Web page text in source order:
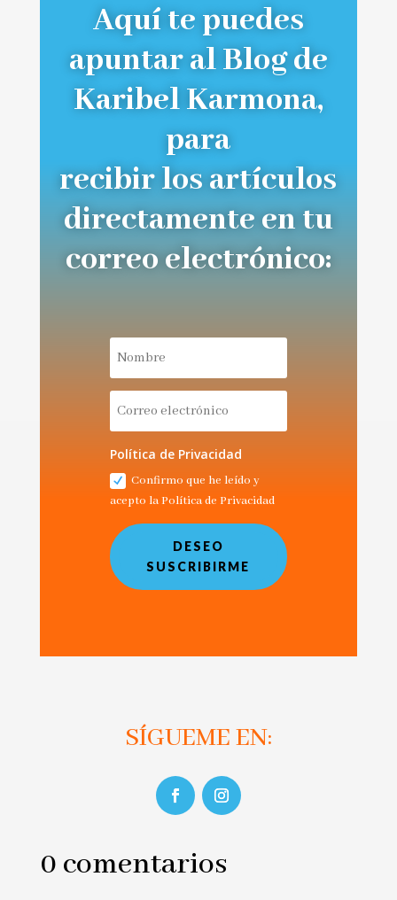
Aquí te puedes
apuntar al Blog de
Karibel Karmona,
para
recibir los artículos
directamente en tu
correo electrónico:
Política de Privacidad
Confirmo que he leído y
acepto la Política de Privacidad
DESEO
SUSCRIBIRME
SÍGUEME EN:
0 comentarios